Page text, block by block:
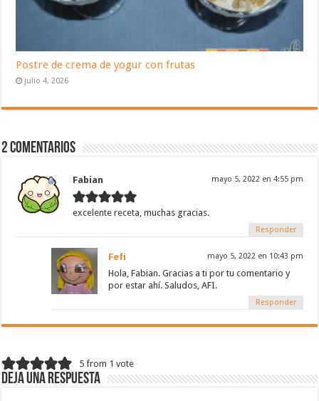
Postre de crema de yogur con frutas
julio 4, 2026
2 Comentarios
Fabian mayo 5, 2022 en 4:55 pm
excelente receta, muchas gracias.
Responder
Fefi mayo 5, 2022 en 10:43 pm
Hola, Fabian. Gracias a ti por tu comentario y
por estar ahí. Saludos, AFI.
Responder
5 from 1 vote
Deja una respuesta